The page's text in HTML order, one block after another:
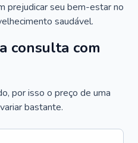
prejudicar seu bem-estar no
saudável.
consulta com
por isso o preço de uma
bastante.